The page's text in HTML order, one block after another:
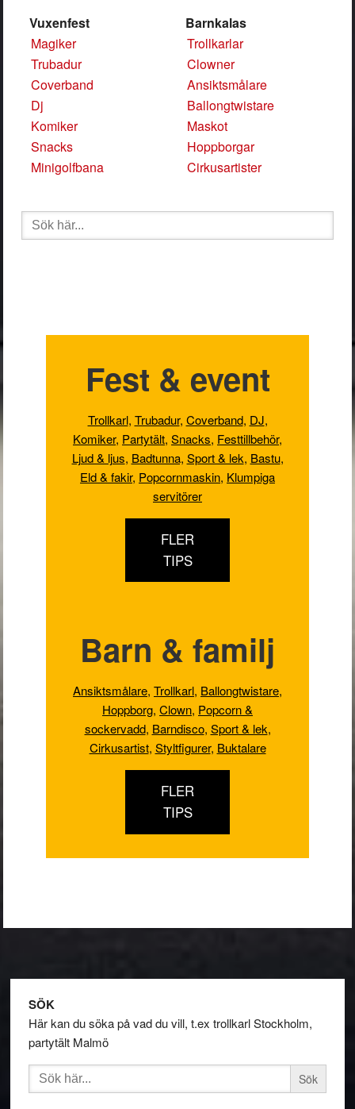
Vuxenfest
Magiker
Trubadur
Coverband
Dj
Komiker
Snacks
Minigolfbana
Barnkalas
Trollkarlar
Clowner
Ansiktsmålare
Ballongtwistare
Maskot
Hoppborgar
Cirkusartister
Sök
efter:
Fest & event
Trollkarl, Trubadur, Coverband, DJ,
Komiker, Partytält, Snacks, Festtillbehör,
Ljud & ljus, Badtunna, Sport & lek, Bastu,
Eld & fakir, Popcornmaskin, Klumpiga
servitörer
FLER
TIPS
Barn & familj
Ansiktsmålare, Trollkarl, Ballongtwistare,
Hoppborg, Clown, Popcorn &
sockervadd, Barndisco, Sport & lek,
Cirkusartist, Styltfigurer, Buktalare
FLER
TIPS
Footer
SÖK
Här kan du söka på vad du vill, t.ex trollkarl Stockholm,
partytält Malmö
Sök
efter: